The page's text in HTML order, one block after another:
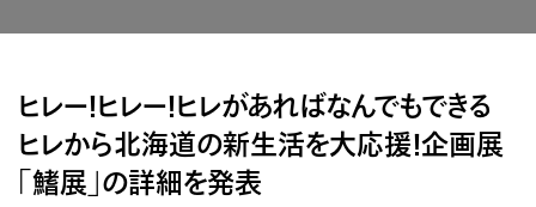
ヒレー！ヒレー！ヒレがあればなんでもできる
ヒレから北海道の新⽣活を大応援！企画展
「鰭展」の詳細を発表